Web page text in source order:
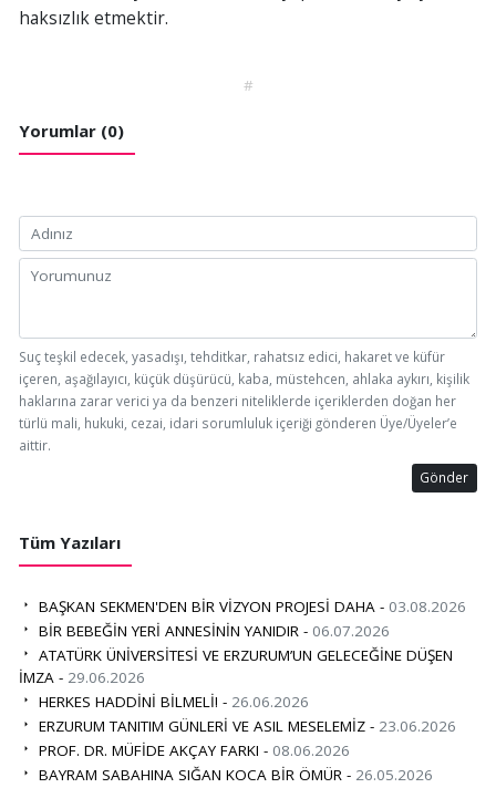
haksızlık etmektir.
#
Yorumlar (0)
Suç teşkil edecek, yasadışı, tehditkar, rahatsız edici, hakaret ve küfür
içeren, aşağılayıcı, küçük düşürücü, kaba, müstehcen, ahlaka aykırı, kişilik
haklarına zarar verici ya da benzeri niteliklerde içeriklerden doğan her
türlü mali, hukuki, cezai, idari sorumluluk içeriği gönderen Üye/Üyeler’e
aittir.
Gönder
Tüm Yazıları
BAŞKAN SEKMEN'DEN BİR VİZYON PROJESİ DAHA - 03.08.2026
BİR BEBEĞİN YERİ ANNESİNİN YANIDIR - 06.07.2026
ATATÜRK ÜNİVERSİTESİ VE ERZURUM’UN GELECEĞİNE DÜŞEN
İMZA - 29.06.2026
HERKES HADDİNİ BİLMELİ! - 26.06.2026
ERZURUM TANITIM GÜNLERİ VE ASIL MESELEMİZ - 23.06.2026
PROF. DR. MÜFİDE AKÇAY FARKI - 08.06.2026
BAYRAM SABAHINA SIĞAN KOCA BİR ÖMÜR - 26.05.2026